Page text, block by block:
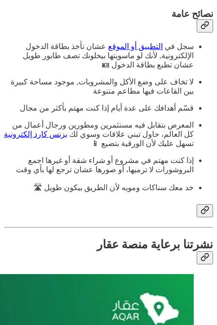
نصائح عامة
سجل في التطبيق أو الموقع عشان تأخذ بطاقة الدخول
الإلكترونية, لأنك لو ماسويتها بيخلونك تصف طابور طويل
عشان تطبع بطاقة الدخول 🪪
لا تخاف على وضع الأكل والمشروبات, موجود مساحة كبيرة
بين القاعات فيها مطاعم متنوعة
قسّم أهدافك على عدة أيام إذا كنت مهتم بأكثر من مجال
المعرض بتقابل فيه مستثمرين ومطورين ورجال أعمال من
كل العالم، حاول تبني علاقات وسوي لك بزنس كارد إلكترونية
تسهل عليك لأن الورقية بتضيع 📱
إذا كنت مهتم في مشروع أو شراء شقة أو غيرها اجمع
البروشورات لا ترميها، أو صورها عشان ترجع لها بأي وقت
خد معك سناكات ومويه لأن الطريق بيكون طويل 🛣️
نشرتنا برعاية منصة عقار